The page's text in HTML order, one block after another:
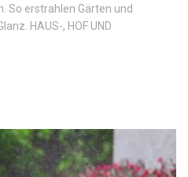
So erstrahlen Gärten und
HAUS-, HOF UND